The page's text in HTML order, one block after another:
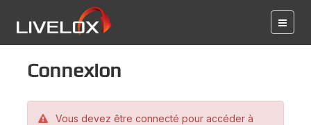
Connexion
Vous devez être connecté pour accéder à